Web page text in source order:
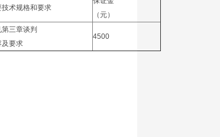
技术规格和要求
（元）
三章谈判
及要求
4500